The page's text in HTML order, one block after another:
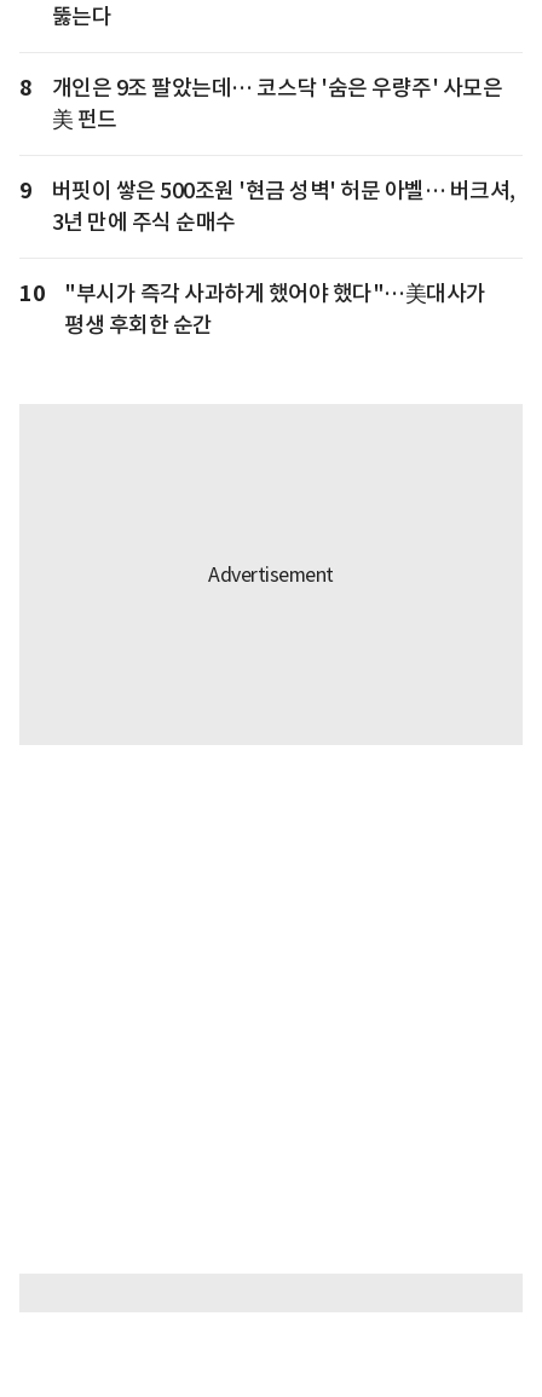
뚫는다
8
개인은 9조 팔았는데… 코스닥 '숨은 우량주' 사모은
美 펀드
9
버핏이 쌓은 500조원 '현금 성벽' 허문 아벨… 버크셔,
3년 만에 주식 순매수
10
"부시가 즉각 사과하게 했어야 했다"…美대사가
평생 후회한 순간